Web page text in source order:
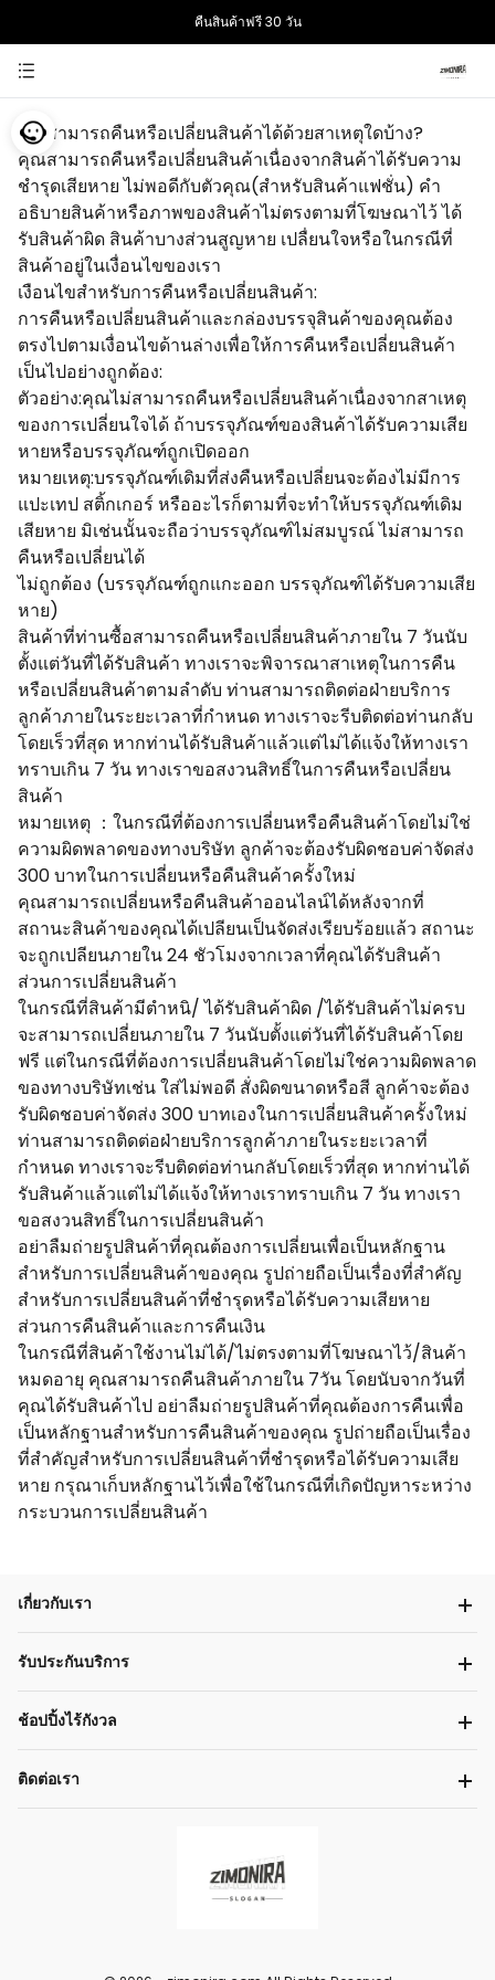
คืนสินค้าฟรี 30 วัน
คุณสามารถคืนหรือเปลี่ยนสินค้าได้ด้วยสาเหตุใดบ้าง?
คุณสามารถคืนหรือเปลี่ยนสินค้าเนื่องจากสินค้าได้รับความ
ชำรุดเสียหาย ไม่พอดีกับตัวคุณ(สำหรับสินค้าแฟชั่น) คำ
อธิบายสินค้าหรือภาพของสินค้าไม่ตรงตามที่โฆษณาไว้ ได้
รับสินค้าผิด สินค้าบางส่วนสูญหาย เปลื่ยนใจหรือในกรณีที่
สินค้าอยู่ในเงื่อนไขของเรา
เงือนไขสำหรับการคืนหรือเปลี่ยนสินค้า:
การคืนหรือเปลี่ยนสินค้าและกล่องบรรจุสินค้าของคุณต้อง
ตรงไปตามเงื่อนไขด้านล่างเพื่อให้การคืนหรือเปลี่ยนสินค้า
เป็นไปอย่างถูกต้อง:
ตัวอย่าง:คุณไม่สามารถคืนหรือเปลี่ยนสินค้าเนื่องจากสาเหตุ
ของการเปลี่ยนใจได้ ถ้าบรรจุภัณฑ์ของสินค้าได้รับความเสีย
หายหรือบรรจุภัณฑ์ถูกเปิดออก
หมายเหตุ:บรรจุภัณฑ์เดิมที่ส่งคืนหรือเปลี่ยนจะต้องไม่มีการ
แปะเทป สติ้กเกอร์ หรืออะไรก็ตามที่จะทำให้บรรจุภัณฑ์เดิม
เสียหาย มิเช่นนั้นจะถือว่าบรรจุภัณฑ์ไม่สมบูรณ์ ไม่สามารถ
คืนหรือเปลี่ยนได้
ไม่ถูกต้อง (บรรจุภัณฑ์ถูกแกะออก บรรจุภัณฑ์ได้รับความเสีย
หาย)
สินค้าที่ท่านซื้อสามารถคืนหรือเปลี่ยนสินค้าภายใน 7 วันนับ
ตั้งแต่วันที่ได้รับสินค้า ทางเราจะพิจารณาสาเหตุในการคืน
หรือเปลี่ยนสินค้าตามลำดับ ท่านสามารถติดต่อฝ่ายบริการ
ลูกค้าภายในระยะเวลาที่กำหนด ทางเราจะรีบติดต่อท่านกลับ
โดยเร็วที่สุด หากท่านได้รับสินค้าแล้วแต่ไม่ได้แจ้งให้ทางเรา
ทราบเกิน 7 วัน ทางเราขอสงวนสิทธิ์ในการคืนหรือเปลี่ยน
สินค้า
หมายเหตุ ：ในกรณีที่ต้องการเปลี่ยนหรือคืนสินค้าโดยไม่ใช่
ความผิดพลาดของทางบริษัท ลูกค้าจะต้องรับผิดชอบค่าจัดส่ง
300 บาทในการเปลี่ยนหรือคืนสินค้าครั้งใหม่
คุณสามารถเปลี่ยนหรือคืนสินค้าออนไลน์ได้หลังจากที่
สถานะสินค้าของคุณได้เปลียนเป็นจัดส่งเรียบร้อยแล้ว สถานะ
จะถูกเปลียนภายใน 24 ชัวโมงจากเวลาที่คุณได้รับสินค้า
ส่วนการเปลี่ยนสินค้า
ในกรณีที่สินค้ามีตำหนิ/ ได้รับสินค้าผิด /ได้รับสินค้าไม่ครบ
จะสามารถเปลี่ยนภายใน 7 วันนับตั้งแต่วันที่ได้รับสินค้าโดย
ฟรี แต่ในกรณีที่ต้องการเปลี่ยนสินค้าโดยไม่ใช่ความผิดพลาด
ของทางบริษัทเช่น ใส่ไม่พอดี สั่งผิดขนาดหรือสี ลูกค้าจะต้อง
รับผิดชอบค่าจัดส่ง 300 บาทเองในการเปลี่ยนสินค้าครั้งใหม่
ท่านสามารถติดต่อฝ่ายบริการลูกค้าภายในระยะเวลาที่
กำหนด ทางเราจะรีบติดต่อท่านกลับโดยเร็วที่สุด หากท่านได้
รับสินค้าแล้วแต่ไม่ได้แจ้งให้ทางเราทราบเกิน 7 วัน ทางเรา
ขอสงวนสิทธิ์ในการเปลี่ยนสินค้า
อย่าลืมถ่ายรูปสินค้าที่คุณต้องการเปลี่ยนเพื่อเป็นหลักฐาน
สำหรับการเปลี่ยนสินค้าของคุณ รูปถ่ายถือเป็นเรื่องที่สำคัญ
สำหรับการเปลี่ยนสินค้าที่ชำรุดหรือได้รับความเสียหาย
ส่วนการคืนสินค้าและการคืนเงิน
ในกรณีที่สินค้าใช้งานไม่ได้/ไม่ตรงตามที่โฆษณาไว้/สินค้า
หมดอายุ คุณสามารถคืนสินค้าภายใน 7วัน โดยนับจากวันที่
คุณได้รับสินค้าไป อย่าลืมถ่ายรูปสินค้าที่คุณต้องการคืนเพื่อ
เป็นหลักฐานสำหรับการคืนสินค้าของคุณ รูปถ่ายถือเป็นเรื่อง
ที่สำคัญสำหรับการเปลี่ยนสินค้าที่ชำรุดหรือได้รับความเสีย
หาย กรุณาเก็บหลักฐานไว้เพื่อใช้ในกรณีที่เกิดปัญหาระหว่าง
กระบวนการเปลี่ยนสินค้า
เกี่ยวกับเรา
รับประกันบริการ
ช้อปปิ้งไร้กังวล
ติดต่อเรา